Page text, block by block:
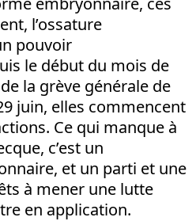
l’ossature
pouvoir
le début du mois de
la grève générale de
juin, elles commencent
Ce qui manque à
c’est un
et un parti et une
à mener une lutte
en application.